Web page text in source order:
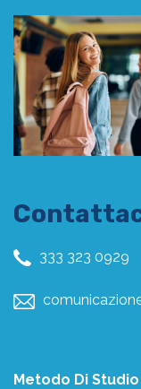
333 323 0929
Metodo Di Studio